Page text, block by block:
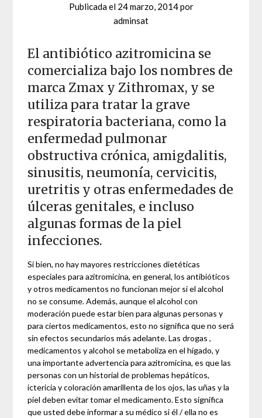
Publicada el 24 marzo, 2014por
adminsat
El antibiótico azitromicina se
comercializa bajo los nombres de
marca Zmax y Zithromax, y se
utiliza para tratar la grave
respiratoria bacteriana, como la
enfermedad pulmonar
obstructiva crónica, amigdalitis,
sinusitis, neumonía, cervicitis,
uretritis y otras enfermedades de
úlceras genitales, e incluso
algunas formas de la piel
infecciones.
Si bien, no hay mayores restricciones dietéticas
especiales para azitromicina, en general, los antibióticos
y otros medicamentos no funcionan mejor si el alcohol
no se consume. Además, aunque el alcohol con
moderación puede estar bien para algunas personas y
para ciertos medicamentos, esto no significa que no será
sin efectos secundarios más adelante. Las drogas ,
medicamentos y alcohol se metaboliza en el hígado, y
una importante advertencia para azitromicina, es que las
personas con un historial de problemas hepáticos,
ictericia y coloración amarillenta de los ojos, las uñas y la
piel deben evitar tomar el medicamento. Esto significa
que usted debe informar a su médico si él / ella no es